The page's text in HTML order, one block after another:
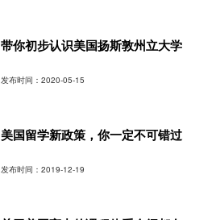
带你初步认识美国扬斯敦州立大学
发布时间：2020-05-15
美国留学新政策，你一定不可错过
发布时间：2019-12-19